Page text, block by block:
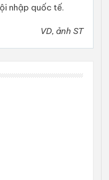
nhập quốc tế.
VD, ảnh ST